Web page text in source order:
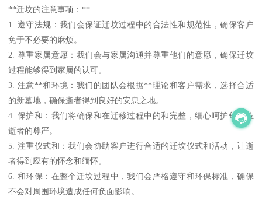
**迁坟的注意事项：**
1. 遵守法规：我们会保证迁坟过程中的合法性和规范性，确保客户
免于不必要的麻烦。
2. 尊重家属意愿：我们会与家属沟通并尊重他们的意愿，确保迁坟
过程能够得到家属的认可。
3. 注意**和环境：我们的团队会根据**理论和客户需求，选择合适
的新墓地，确保逝者得到良好的安息之地。
4. 保护和：我们将确保和在迁移过程中的和完整，细心呵护每一位
逝者的尊严。
5. 注重仪式和：我们会协助客户进行合适的迁坟仪式和活动，让逝
者得到应有的怀念和缅怀。
6. 和环保：在整个迁坟过程中，我们会严格遵守和环保标准，确保
不会对周围环境造成任何负面影响。